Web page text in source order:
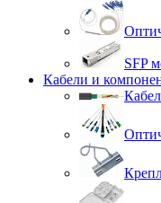
SFP
Кабели и